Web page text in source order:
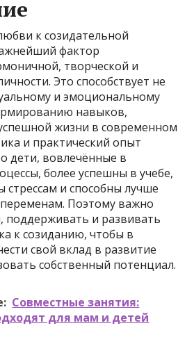
к созидательной
фактор
творческой и
Это способствует не
и эмоциональному
навыков,
жизни в современном
и практический опыт
дети, вовлечённые в
более успешны в учебе,
и способны лучше
Поэтому важно
поддерживать и развивать
к созиданию, чтобы в
свой вклад в развитие
собственный потенциал.
Совместные занятия:
для мам и детей